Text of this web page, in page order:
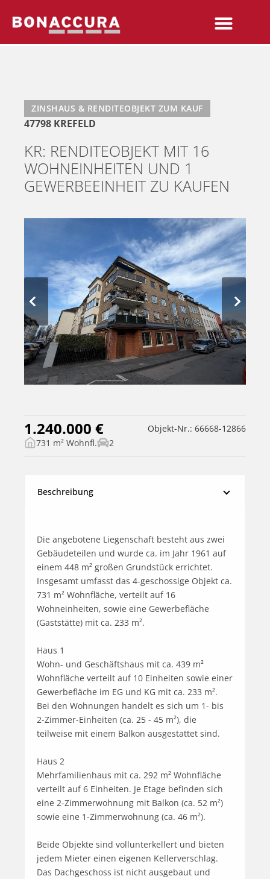
ZINSHAUS & RENDITEOBJEKT ZUM KAUF
47798 KREFELD
KR: RENDITEOBJEKT MIT 16
WOHNEINHEITEN UND 1
GEWERBEEINHEIT ZU KAUFEN
1.240.000 €
Objekt-Nr.: 66668-12866
731 m² Wohnfl.
2
Beschreibung
Die angebotene Liegenschaft besteht aus zwei
Gebäudeteilen und wurde ca. im Jahr 1961 auf
einem 448 m² großen Grundstück errichtet.
Insgesamt umfasst das 4-geschossige Objekt ca.
731 m² Wohnfläche, verteilt auf 16
Wohneinheiten, sowie eine Gewerbefläche
(Gaststätte) mit ca. 233 m².
Haus 1
Wohn- und Geschäftshaus mit ca. 439 m²
Wohnfläche verteilt auf 10 Einheiten sowie einer
Gewerbefläche im EG und KG mit ca. 233 m².
Bei den Wohnungen handelt es sich um 1- bis
2-Zimmer-Einheiten (ca. 25 - 45 m²), die
teilweise mit einem Balkon ausgestattet sind.
Haus 2
Mehrfamilienhaus mit ca. 292 m² Wohnfläche
verteilt auf 6 Einheiten. Je Etage befinden sich
eine 2-Zimmerwohnung mit Balkon (ca. 52 m²)
sowie eine 1-Zimmerwohnung (ca. 46 m²).
Beide Objekte sind vollunterkellert und bieten
jedem Mieter einen eigenen Kellerverschlag.
Das Dachgeschoss ist nicht ausgebaut und